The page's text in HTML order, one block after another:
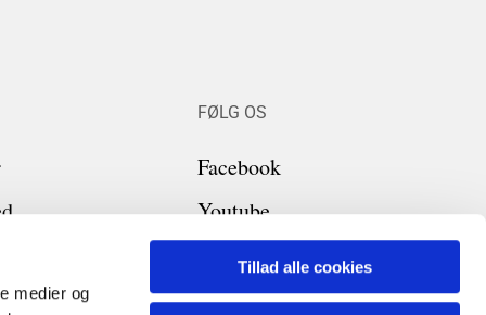
medier og
Tillad alle cookies
plejehjemmet
FØLG OS
Facebook
Youtube